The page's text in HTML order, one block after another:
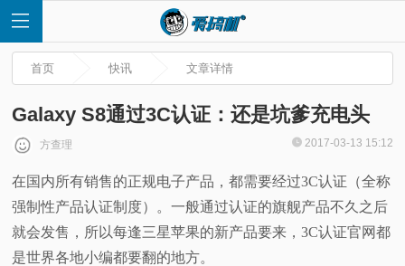
页
快
首页 快讯 文章详情
Galaxy S8通过3C认证：还是坑爹充电头
方查理 2017-03-13 15:12
在国内所有销售的正规电子产品，都需要经过3C认证（全称
强制性产品认证制度）。一般通过认证的旗舰产品不久之后
就会发售，所以每逢三星苹果的新产品要来，3C认证官网都
是世界各地小编都要翻的地方。